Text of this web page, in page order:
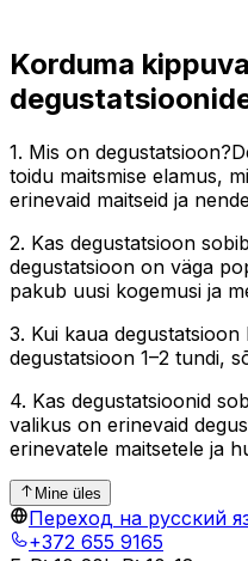
Korduma
1. Mis on
toidu maitsmise elamus,
erinevaid maitseid ja
2. Kas degustatsioon
degustatsioon on väga
pakub uusi kogemusi ja
3. Kui kaua
degustatsioon 1–2 tundi,
4. Kas degustatsioonid
valikus on erinevaid
erinevatele maitsetele ja
Mine üles
Переход на русский
+372 655 9165